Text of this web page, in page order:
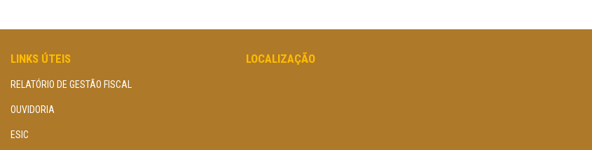
LINKS ÚTEIS
RELATÓRIO DE GESTÃO FISCAL
OUVIDORIA
ESIC
LOCALIZAÇÃO